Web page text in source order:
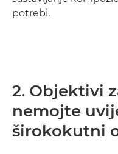
potrebi.
2. Objektivi
nemojte
širokokutni